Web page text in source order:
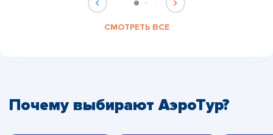
СМОТРЕТЬ ВСЕ
Почему выбирают АэроТур?